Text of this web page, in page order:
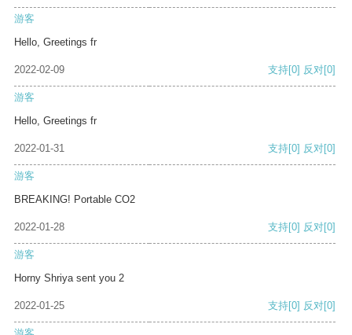
游客
Hello, Greetings fr
2022-02-09 支持[0] 反对[0]
游客
Hello, Greetings fr
2022-01-31 支持[0] 反对[0]
游客
BREAKING! Portable CO2
2022-01-28 支持[0] 反对[0]
游客
Horny Shriya sent you 2
2022-01-25 支持[0] 反对[0]